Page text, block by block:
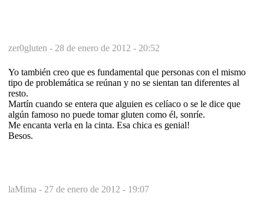
zer0gluten - 28 de enero de 2012 - 20:52
Yo también creo que es fundamental que personas con el mismo
tipo de problemática se reúnan y no se sientan tan diferentes al
resto.
Martín cuando se entera que alguien es celíaco o se le dice que
algún famoso no puede tomar gluten como él, sonríe.
Me encanta verla en la cinta. Esa chica es genial!
Besos.
laMima - 27 de enero de 2012 - 19:07